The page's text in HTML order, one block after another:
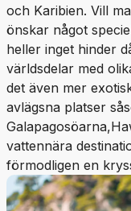
och Karibien. Vill
önskar något
heller inget hinder
världsdelar med
det även mer
avlägsna platser
vattennära
förmodligen en